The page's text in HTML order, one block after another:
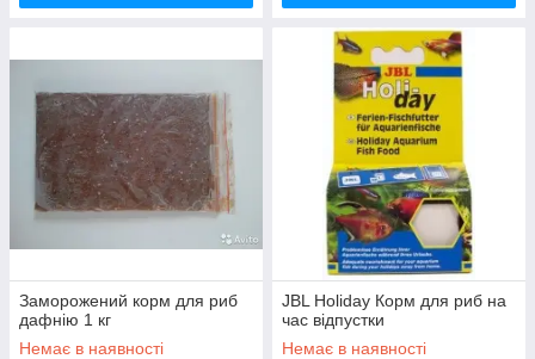
Заморожений корм для риб
дафнію 1 кг
Немає в наявності
JBL Holiday Корм для риб на
час відпустки
Немає в наявності